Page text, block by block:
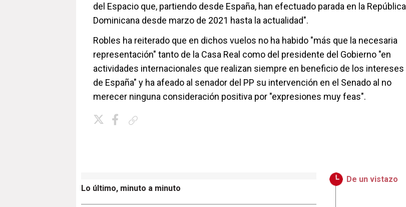
del Espacio que, partiendo desde España, han efectuado parada en la República
Dominicana desde marzo de 2021 hasta la actualidad".
Robles ha reiterado que en dichos vuelos no ha habido "más que la necesaria
representación" tanto de la Casa Real como del presidente del Gobierno "en
actividades internacionales que realizan siempre en beneficio de los intereses
de España" y ha afeado al senador del PP su intervención en el Senado al no
merecer ninguna consideración positiva por "expresiones muy feas".
Lo último, minuto a minuto
De un vistazo